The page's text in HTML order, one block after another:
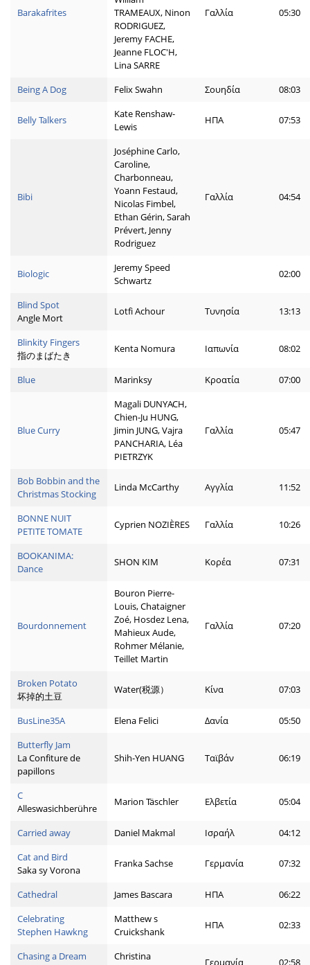
Barakafrites
TRAMEAUX, Ninon
RODRIGUEZ,
Jeremy FACHE,
Jeanne FLOC'H,
Lina SARRE
Γαλλία 05:30
Being A Dog Felix Swahn Σουηδία 08:03
Belly Talkers
Kate Renshaw-
Lewis
ΗΠΑ 07:53
Bibi
Joséphine Carlo,
Caroline,
Charbonneau,
Yoann Festaud,
Nicolas Fimbel,
Ethan Gérin, Sarah
Prévert, Jenny
Rodriguez
Γαλλία 04:54
Biologic
Jeremy Speed
Schwartz
02:00
Blind Spot
Angle Mort
Lotfi Achour Τυνησία 13:13
Blinkity Fingers
指のまばたき
Kenta Nomura Ιαπωνία 08:02
Blue Marinksy Κροατία 07:00
Blue Curry
Magali DUNYACH,
Chien-Ju HUNG,
Jimin JUNG, Vajra
PANCHARIA, Léa
PIETRZYK
Γαλλία 05:47
Bob Bobbin and the
Christmas Stocking
Linda McCarthy Αγγλία 11:52
BONNE NUIT
PETITE TOMATE
Cyprien NOZIÈRES Γαλλία 10:26
BOOKANIMA:
Dance
SHON KIM Κορέα 07:31
Bourdonnement
Bouron Pierre-
Louis, Chataigner
Zoé, Hosdez Lena,
Mahieux Aude,
Rohmer Mélanie,
Teillet Martin
Γαλλία 07:20
Broken Potato
坏掉的土豆
Water(税源） Κίνα 07:03
BusLine35A Elena Felici Δανία
05:50
Butterfly Jam
La Confiture de
papillons
Shih-Yen HUANG Ταϊβάν 06:19
C
Alleswasichberühre
Marion Täschler Ελβετία 05:04
Carried away Daniel Makmal Ισραήλ
04:12
Cat and Bird
Saka sy Vorona
Franka Sachse Γερμανία 07:32
Cathedral James Bascara ΗΠΑ
06:22
Celebrating
Stephen Hawkng
Matthew s
Cruickshank
ΗΠΑ 02:33
Chasing a Dream
Christina
Γερμανία 02:58